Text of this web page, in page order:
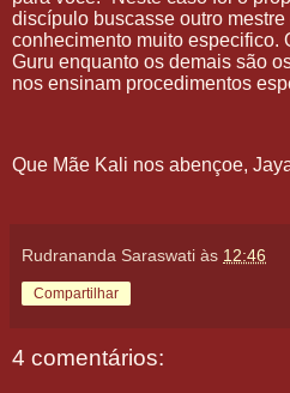
discípulo buscasse outro
conhecimento muito especifico.
Guru enquanto os demais são
nos ensinam procedimentos
Que Mãe Kali nos abençoe,
Rudrananda Saraswati às 12:46
Compartilhar
4 comentários: